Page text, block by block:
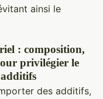
ainsi le
: composition,
privilégier le
des additifs,